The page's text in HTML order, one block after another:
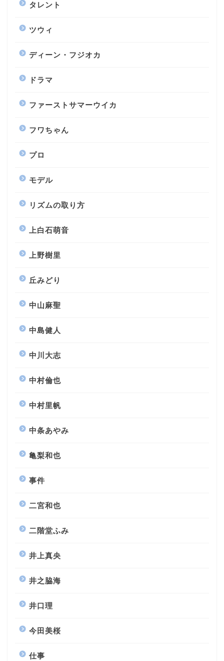
タレント
ツウィ
ディーン・フジオカ
ドラマ
ファーストサマーウイカ
フワちゃん
プロ
モデル
リズムの取り方
上白石萌音
上野樹里
丘みどり
中山麻聖
中島健人
中川大志
中村倫也
中村里帆
中条あやみ
亀梨和也
事件
二宮和也
二階堂ふみ
井上真央
井之脇海
井口理
今田美桜
仕事